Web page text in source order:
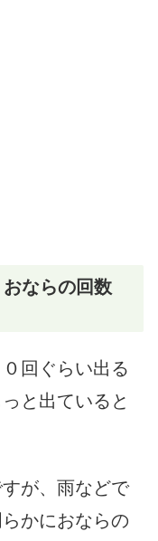
ならの回数
回ぐらい出る
と出ていると
が、雨などで
かにおならの